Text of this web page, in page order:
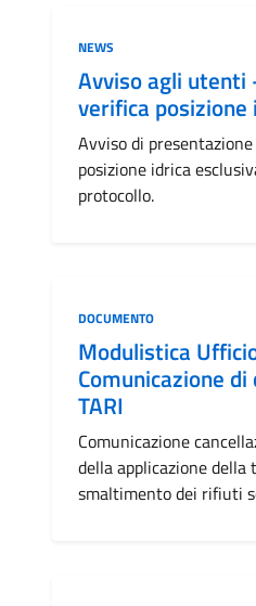
Categoria:
NEWS
Avviso agli utenti
verifica posizione
Avviso di
posizione idrica
protocollo.
Categoria:
DOCUMENTO
Modulistica
Comunicazione
TARI
Comunicazione
della applicazione della
smaltimento dei rifiuti